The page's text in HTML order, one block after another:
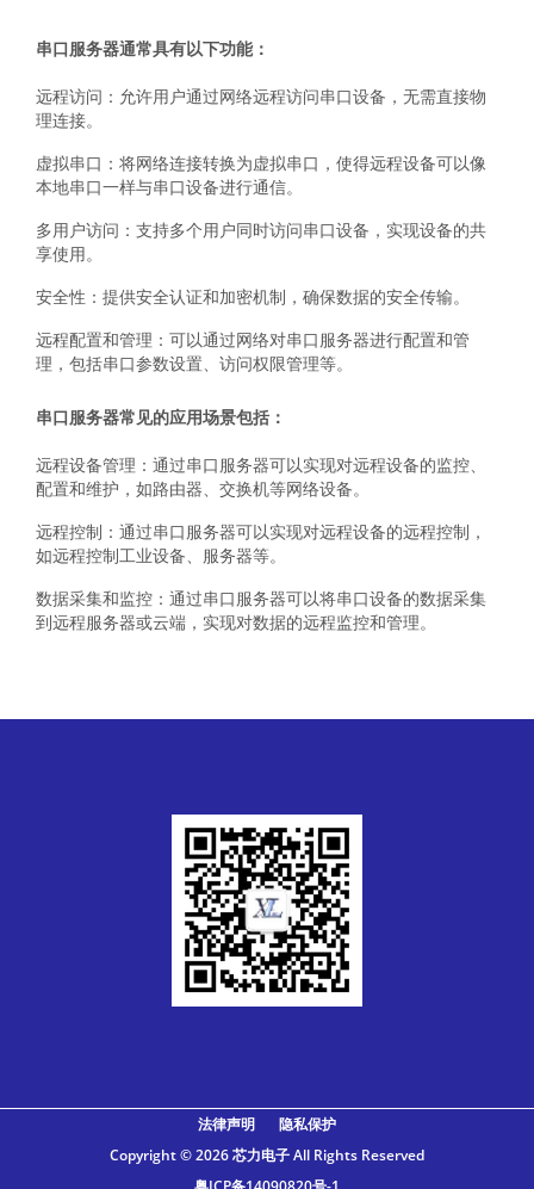
串口服务器通常具有以下功能：
远程访问：允许用户通过网络远程访问串口设备，无需直接物
理连接。
虚拟串口：将网络连接转换为虚拟串口，使得远程设备可以像
本地串口一样与串口设备进行通信。
多用户访问：支持多个用户同时访问串口设备，实现设备的共
享使用。
安全性：提供安全认证和加密机制，确保数据的安全传输。
远程配置和管理：可以通过网络对串口服务器进行配置和管
理，包括串口参数设置、访问权限管理等。
串口服务器常见的应用场景包括：
远程设备管理：通过串口服务器可以实现对远程设备的监控、
配置和维护，如路由器、交换机等网络设备。
远程控制：通过串口服务器可以实现对远程设备的远程控制，
如远程控制工业设备、服务器等。
数据采集和监控：通过串口服务器可以将串口设备的数据采集
到远程服务器或云端，实现对数据的远程监控和管理。
法律声明
隐私保护
Copyright ©2026 芯力电子 All Rights Reserved